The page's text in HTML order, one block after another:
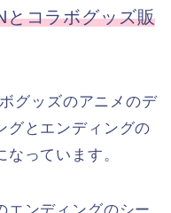
とコラボグッズ販
グッズのアニメのデ
グとエンディングの
っています。